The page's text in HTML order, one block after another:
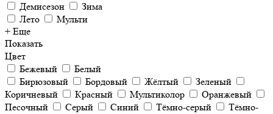
Демисезон
Зима
Лето
Мульти
+ Еще
Показать
Цвет
Бежевый
Белый
Бирюзовый
Бордовый Жёлтый
Зеленый
Коричневый
Красный Мультиколор
Оранжевый
Песочный
Серый Синий Тёмно-серый Тёмно-